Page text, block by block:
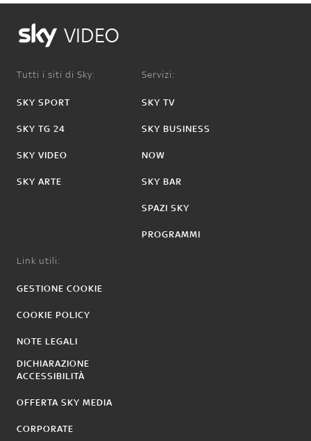
VIDEO
Tutti i siti di Sky:
SKY SPORT
SKY TG 24
SKY VIDEO
SKY ARTE
Servizi:
SKY TV
SKY BUSINESS
NOW
SKY BAR
SPAZI SKY
PROGRAMMI
Link utili:
GESTIONE COOKIE
COOKIE POLICY
NOTE LEGALI
DICHIARAZIONE
ACCESSIBILITÀ
OFFERTA SKY MEDIA
CORPORATE